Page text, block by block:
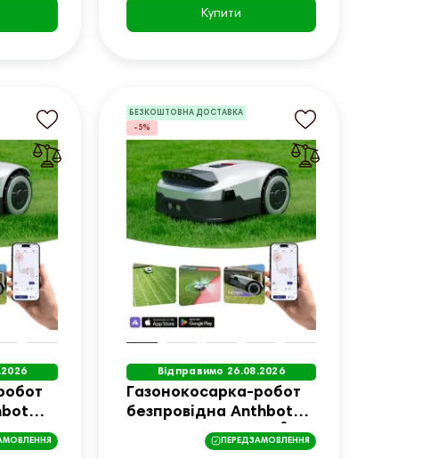
Купити
БЕЗКОШТОВНА ДОСТАВКА
-5%
Відправимо 26.08.2026
Газонокосарка-робот
безпровідна Anthbot
Genie 3000 (3,600 m²)
ПЕРЕДЗАМОВЛЕННЯ